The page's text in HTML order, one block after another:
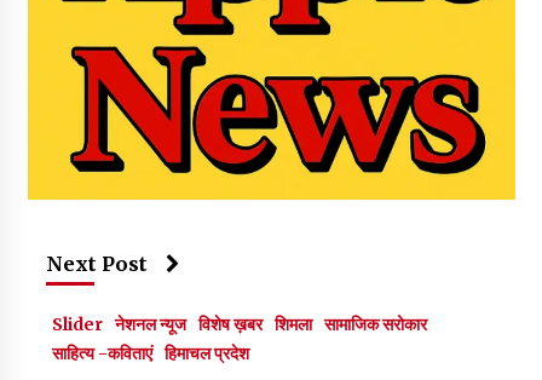
Next Post
Slider नेशनल न्यूज विशेष ख़बर शिमला सामाजिक सरोकार
साहित्य -कविताएं हिमाचल प्रदेश